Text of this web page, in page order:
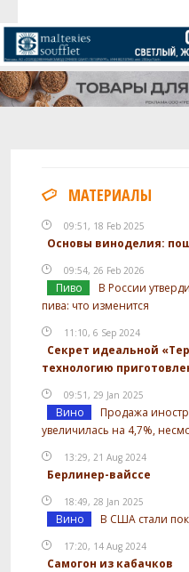
МАТЕРИАЛЫ
09:51, 18 Feb 2025
Основы виноделия:
09:54, 26 Feb 2026
Пиво
В России
пива: что изменится
11:10, 6 Sep 2024
Секрет идеальной
технологию
09:51, 29 Jan 2025
Вино
Продажа
увеличилась на 4,7%,
13:29, 21 Aug 2024
Берлинер-вайссе
18:49, 28 Jan 2025
Вино В США стали
17:20, 14 Aug 2024
Самогон из кабачков